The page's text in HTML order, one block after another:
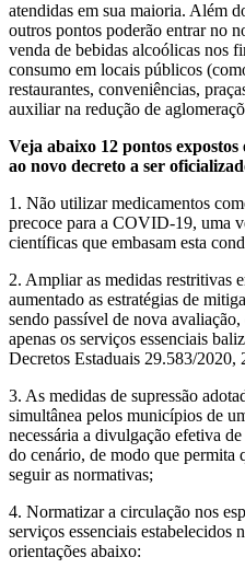
atendidas em sua maioria. Além
outros pontos poderão entrar no
venda de bebidas alcoólicas nos
consumo em locais públicos
restaurantes, conveniências,
auxiliar na redução de
Veja abaixo 12 pontos
ao novo decreto a ser
1. Não utilizar medicamentos
precoce para a COVID-19, uma
científicas que embasam esta
2. Ampliar as medidas restritivas
aumentado as estratégias de
sendo passível de nova
apenas os serviços essenciais
Decretos Estaduais 29.583/
3. As medidas de supressão
simultânea pelos municípios de
necessária a divulgação efetiva
do cenário, de modo que permita
seguir as normativas;
4. Normatizar a circulação nos
serviços essenciais estabelecidos
orientações abaixo: